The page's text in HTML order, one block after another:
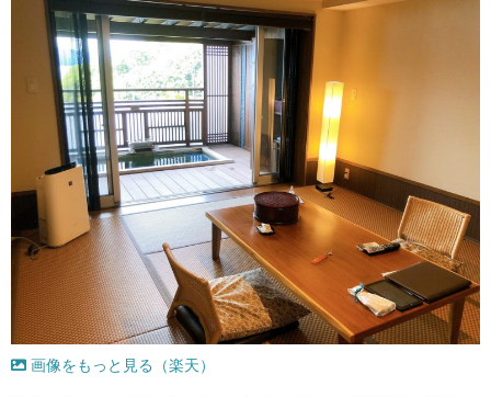
画像をもっと見る（楽天）